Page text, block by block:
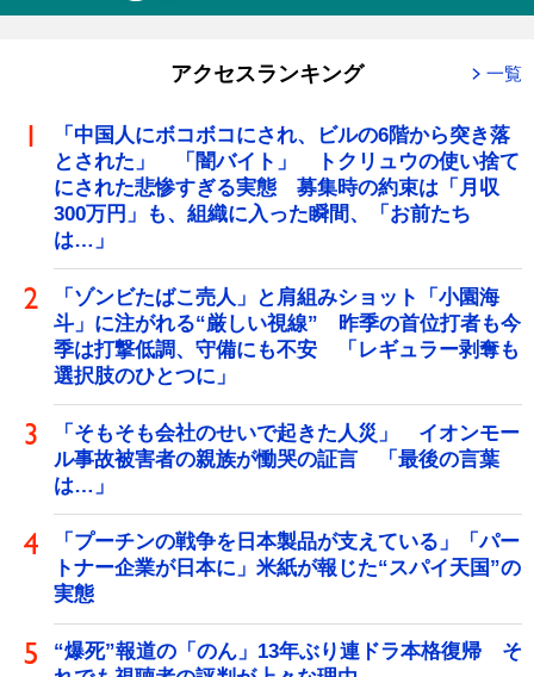
アクセスランキング 一覧
「中国人にボコボコにされ、ビルの6階から突き落
とされた」 「闇バイト」 トクリュウの使い捨て
にされた悲惨すぎる実態 募集時の約束は「月収
300万円」も、組織に入った瞬間、「お前たち
は…」
「ゾンビたばこ売人」と肩組みショット「小園海
斗」に注がれる“厳しい視線” 昨季の首位打者も今
季は打撃低調、守備にも不安 「レギュラー剥奪も
選択肢のひとつに」
「そもそも会社のせいで起きた人災」 イオンモー
ル事故被害者の親族が慟哭の証言 「最後の言葉
は…」
「プーチンの戦争を日本製品が支えている」「パー
トナー企業が日本に」米紙が報じた“スパイ天国”の
実態
“爆死”報道の「のん」13年ぶり連ドラ本格復帰 そ